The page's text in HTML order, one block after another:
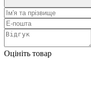
Оцініть товар